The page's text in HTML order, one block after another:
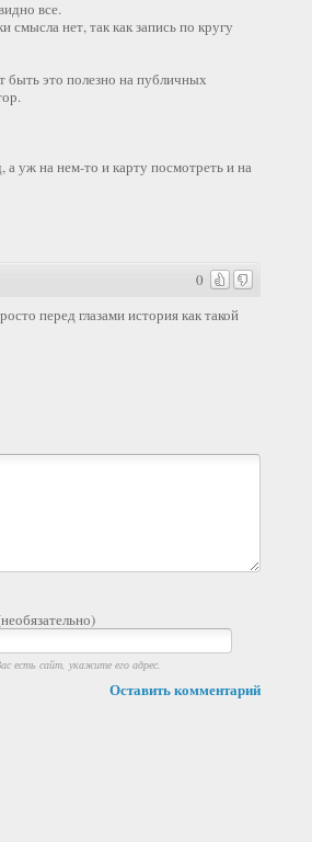
все.
нет, так как запись по кругу
быть это полезно на публичных
уж на нем-то и карту посмотреть и на
0
перед глазами история как такой
есть сайт, укажите его адрес.
Оставить комментарий